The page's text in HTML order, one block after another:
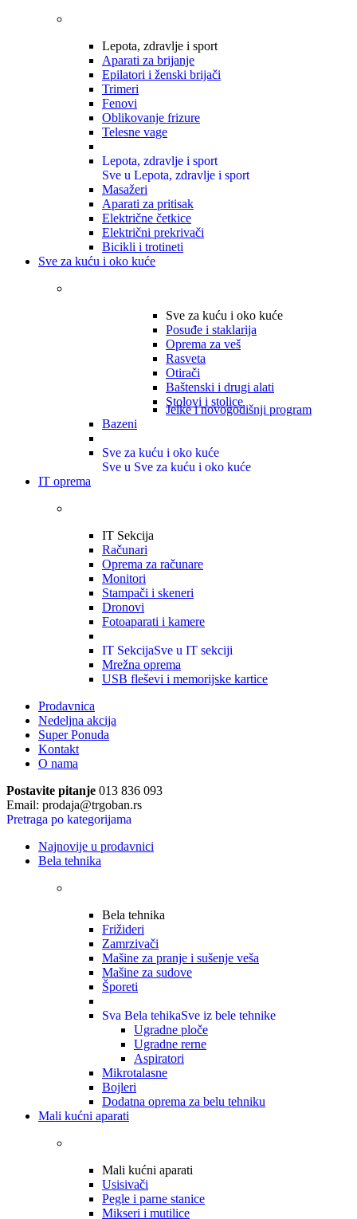
Lepota, zdravlje i sport
Aparati za brijanje
Epilatori i ženski brijači
Trimeri
Fenovi
Oblikovanje frizure
Telesne vage
Lepota, zdravlje i sport
Sve u Lepota, zdravlje i sport
Masažeri
Aparati za pritisak
Električne četkice
Električni prekrivači
Bicikli i trotineti
Sve za kuću i oko kuće
Sve za kuću i oko kuće
Posuđe i staklarija
Oprema za veš
Rasveta
Otirači
Baštenski i drugi alati
Stolovi i stolice
Jelke i novogodišnji program
Bazeni
Sve za kuću i oko kuće
Sve u Sve za kuću i oko kuće
IT oprema
IT Sekcija
Računari
Oprema za računare
Monitori
Stampači i skeneri
Dronovi
Fotoaparati i kamere
IT SekcijaSve u IT sekciji
Mrežna oprema
USB fleševi i memorijske kartice
Prodavnica
Nedeljna akcija
Super Ponuda
Kontakt
O nama
Postavite pitanje 013 836 093
Email: prodaja@trgoban.rs
Pretraga po kategorijama
Najnovije u prodavnici
Bela tehnika
Bela tehnika
Frižideri
Zamrzivači
Mašine za pranje i sušenje veša
Mašine za sudove
Šporeti
Sva Bela tehikaSve iz bele tehnike
Ugradne ploče
Ugradne rerne
Aspiratori
Mikrotalasne
Bojleri
Dodatna oprema za belu tehniku
Mali kućni aparati
Mali kućni aparati
Usisivači
Pegle i parne stanice
Mikseri i mutilice